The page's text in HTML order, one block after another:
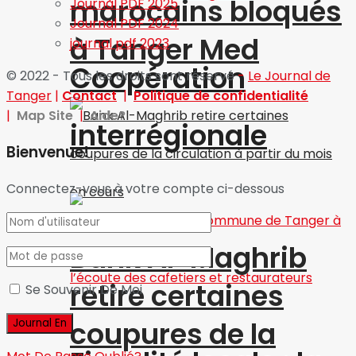
marocains bloqués
à Tanger Med
Bank Al-Maghrib
retire certaines
coupures de la
Coopération
interrégionale
Journal PDF 2025
Journal PDF 2024
journal pdf 2023
© 2022 - Tous les droits sont réservé- Le Journal de
Tanger | Contact |Politique de confidentialité
| Map Site|Aide?
Bienvenue!
Connectez-vous à votre compte ci-dessous
Se Souvenir De Moi